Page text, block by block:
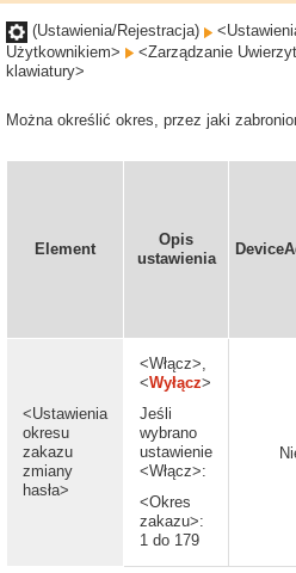
(Ustawienia/Rejestracja)
Użytkownikiem>
<Zarządzanie
klawiatury>
Można określić okres, przez jaki
Element
Opis
ustawienia
<Ustawienia
okresu
zakazu
zmiany
hasła>
<Włącz>,
<Wyłącz>
Jeśli
wybrano
ustawienie
<Włącz>:
<Okres
zakazu>:
1 do 179